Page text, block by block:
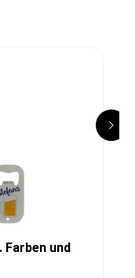
Farben und